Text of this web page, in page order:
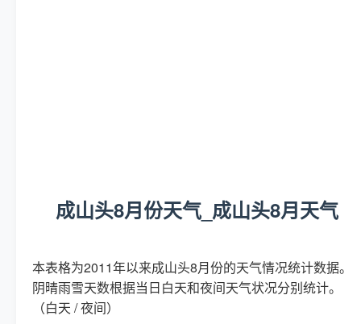
成山头8月份天气_成山头8月天气
本表格为2011年以来成山头8月份的天气情况统计数据。
阴晴雨雪天数根据当日白天和夜间天气状况分别统计。
（白天 / 夜间）